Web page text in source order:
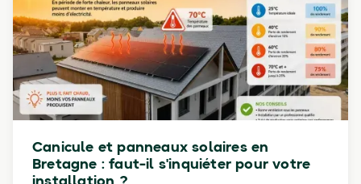
Canicule et panneaux solaires en
Bretagne : faut-il s'inquiéter pour votre